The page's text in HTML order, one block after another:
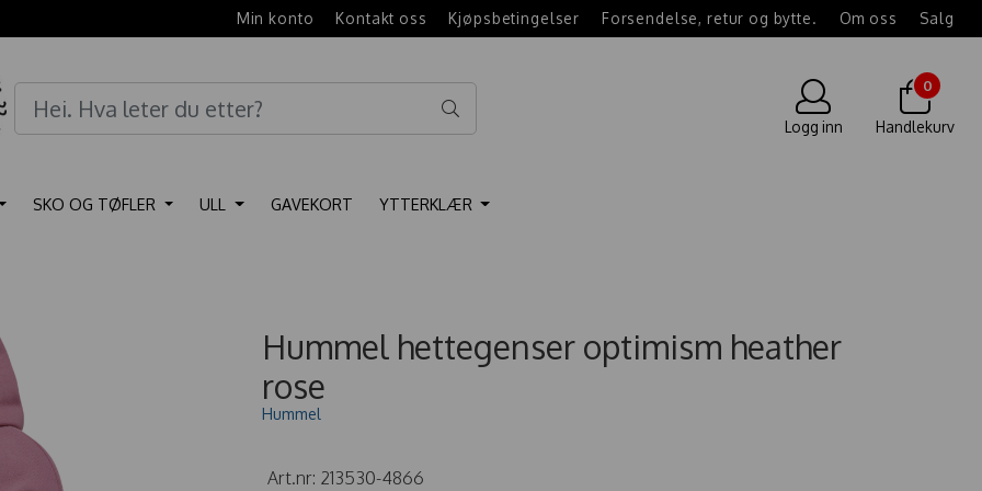
Min konto Kontakt oss Kjøpsbetingelser Forsendelse, retur og bytte. Om oss Salg
Logg inn
0
Handlekurv
SKO OG TØFLER ULL GAVEKORT YTTERKLÆR
Hummel hettegenser optimism heather
rose
Hummel
Art.nr: 213530-4866